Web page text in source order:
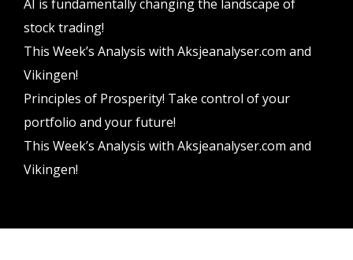
AI is fundamentally changing the landscape of
stock trading!
This Week’s Analysis with Aksjeanalyser.com and
Vikingen!
Principles of Prosperity! Take control of your
portfolio and your future!
This Week’s Analysis with Aksjeanalyser.com and
Vikingen!